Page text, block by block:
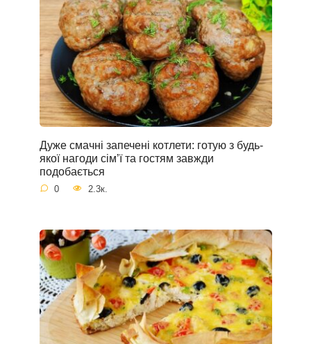
Дуже смачні запечені котлети: готую з будь-
якої нагоди сім’ї та гостям завжди
подобається
0 2.3к.